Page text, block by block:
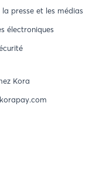
la presse et les médias
électroniques
Kora